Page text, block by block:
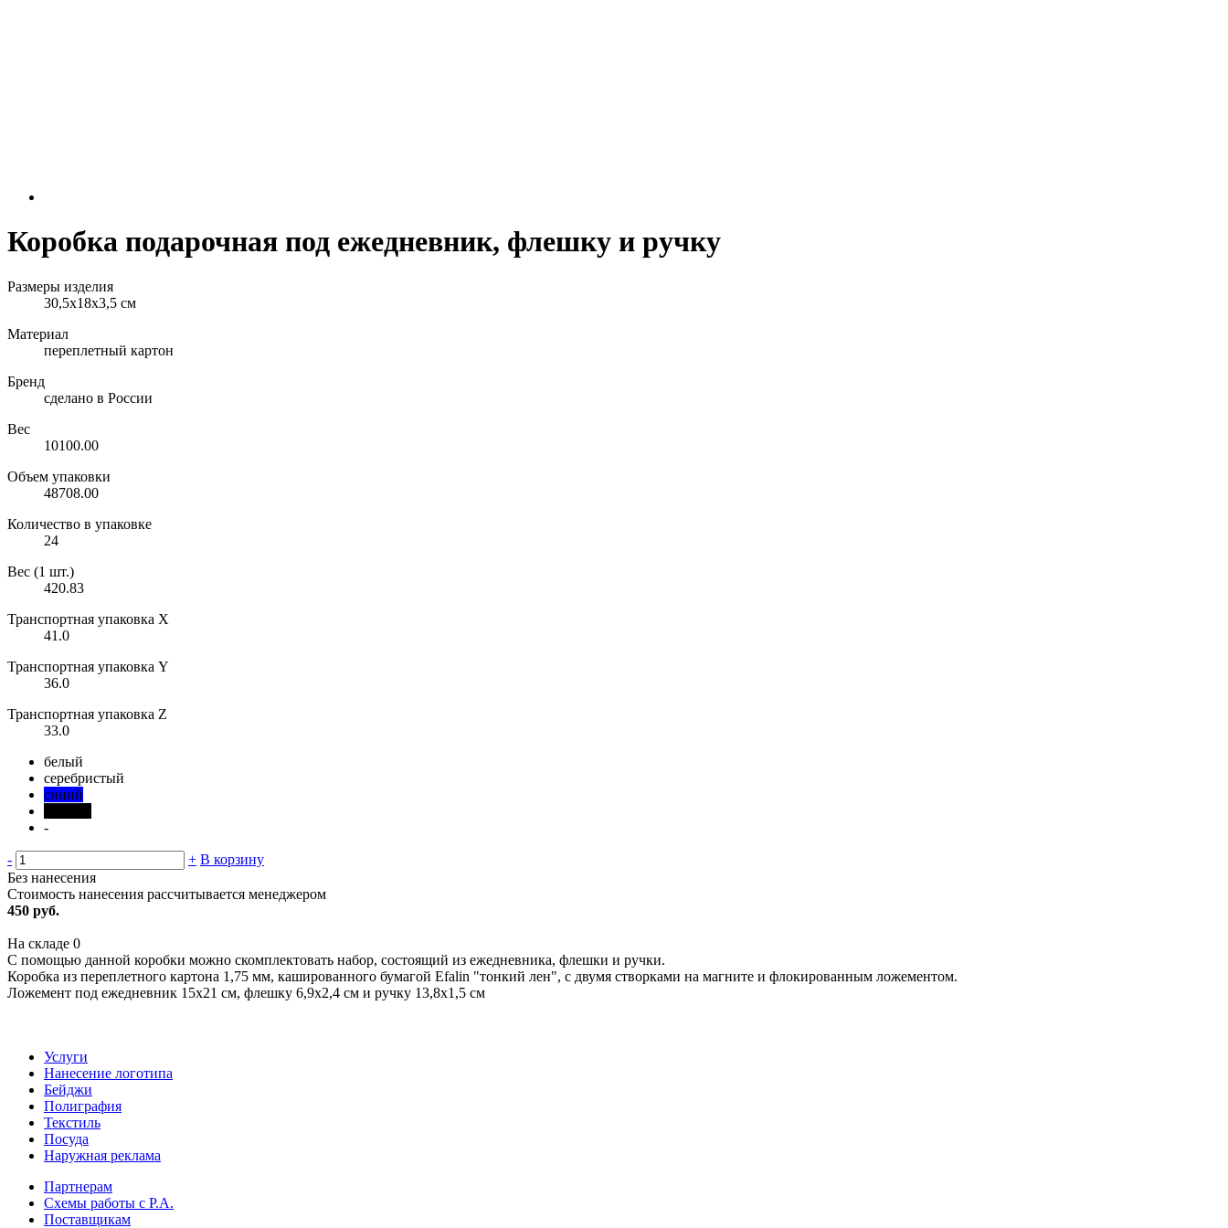
Коробка подарочная под ежедневник, флешку и ручку
Размеры изделия
30,5х18х3,5 см
Материал
переплетный картон
Бренд
сделано в России
Вес
10100.00
Объем упаковки
48708.00
Количество в упаковке
24
Вес (1 шт.)
420.83
Транспортная упаковка X
41.0
Транспортная упаковка Y
36.0
Транспортная упаковка Z
33.0
белый
серебристый
синий
-
- + В корзину
Без нанесения
Стоимость нанесения рассчитывается менеджером
450 руб.
На складе 0
С помощью данной коробки можно скомплектовать набор, состоящий из ежедневника, флешки и ручки.
Коробка из переплетного картона 1,75 мм, кашированного бумагой Efalin "тонкий лен", с двумя створками на магните и флокированным ложементом.
Ложемент под ежедневник 15х21 см, флешку 6,9х2,4 см и ручку 13,8х1,5 см
Услуги
Нанесение логотипа
Бейджи
Полиграфия
Текстиль
Посуда
Наружная реклама
Партнерам
Схемы работы с Р.А.
Поставщикам